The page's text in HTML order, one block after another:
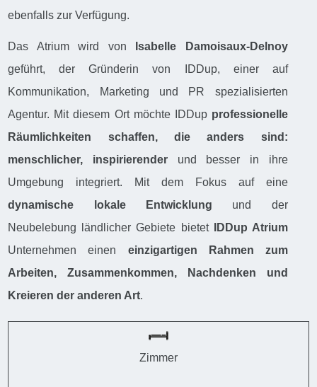
ebenfalls zur Verfügung.
Das Atrium wird von
Isabelle Damoisaux-Delnoy
geführt, der Gründerin von IDDup, einer auf
Kommunikation, Marketing und PR spezialisierten
Agentur. Mit diesem Ort möchte IDDup professionelle
Räumlichkeiten schaffen, die anders sind:
menschlicher, inspirierenderund besser in ihre
Umgebung integriert. Mit dem Fokus auf eine
dynamische lokale Entwicklung und der
Neubelebung ländlicher Gebiete bietet
IDDup Atrium
Unternehmen einen einzigartigen Rahmen zum
Arbeiten, Zusammenkommen, Nachdenken und
Kreieren der anderen Art.
Zimmer